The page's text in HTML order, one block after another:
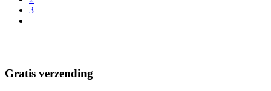
3
Gratis verzending